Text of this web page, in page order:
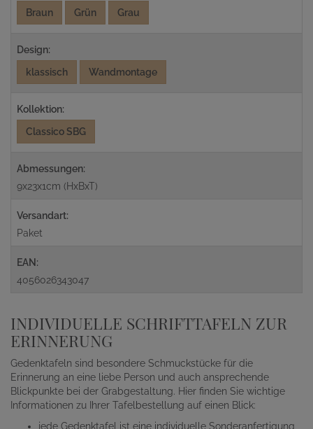
Braun
Grün Grau
Design:
klassisch
Wandmontage
Kollektion:
Classico SBG
Abmessungen:
9x23x1cm (HxBxT)
Versandart:
Paket
EAN:
4056026343047
INDIVIDUELLE SCHRIFTTAFELN ZUR
ERINNERUNG
Gedenktafeln sind besondere Schmuckstücke für die
Erinnerung an eine liebe Person und auch ansprechende
Blickpunkte bei der Grabgestaltung. Hier finden Sie wichtige
Informationen zu Ihrer Tafelbestellung auf einen Blick:
jede Gedenktafel ist eine individuelle Sonderanfertigung